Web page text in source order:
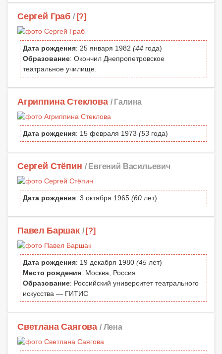
Сергей Граб / [?]
Дата рождения: 25 января 1982 (44 года)
Образование: Окончил Днепропетровское
театральное училище.
Агриппина Стеклова / Галина
Дата рождения: 15 февраля 1973 (53 года)
Сергей Стёпин / Евгений Васильевич
Дата рождения: 3 октября 1965 (60 лет)
Павел Баршак / [?]
Дата рождения: 19 декабря 1980 (45 лет)
Место рождения: Москва, Россия
Образование: Российский университет театрального
искусства — ГИТИС
Светлана Саягова / Лена